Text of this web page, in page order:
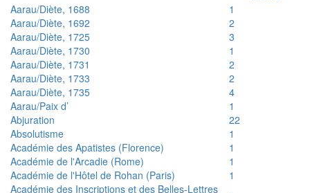
Aarau/Diète, 1688
1
Aarau/Diète, 1692
2
Aarau/Diète, 1725
3
Aarau/Diète, 1730
1
Aarau/Diète, 1731
2
Aarau/Diète, 1733
2
Aarau/Diète, 1735
4
Aarau/Paix d’
1
Abjuration
22
Absolutisme
1
Académie des Apatistes (Florence)
1
Académie de l'Arcadie (Rome)
1
Académie de l'Hôtel de Rohan (Paris)
1
Académie des Inscriptions et des Belles-Lettres